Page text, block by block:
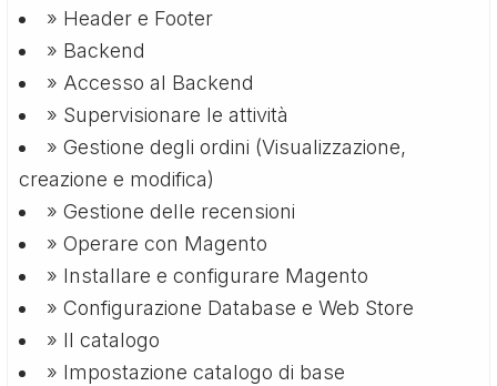
» Header e Footer
» Backend
» Accesso al Backend
» Supervisionare le attività
» Gestione degli ordini (Visualizzazione,
creazione e modifica)
» Gestione delle recensioni
» Operare con Magento
» Installare e configurare Magento
» Configurazione Database e Web Store
» Il catalogo
» Impostazione catalogo di base